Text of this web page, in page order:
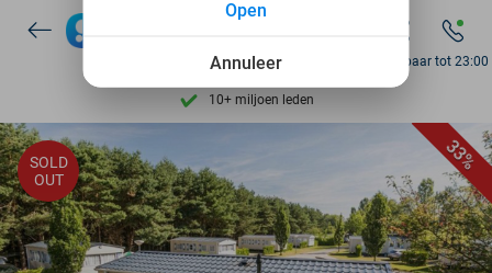
Ontdek 15.000+ deals
7 dagen per week beschikbaar
10+ miljoen leden
206.043 reviews
Ontdek 15.000+ deals
7 dagen per week beschikbaar
10+ miljoen leden
Bereikbaar tot 23:00
33%
SOLD
OUT
Annuleer
Open